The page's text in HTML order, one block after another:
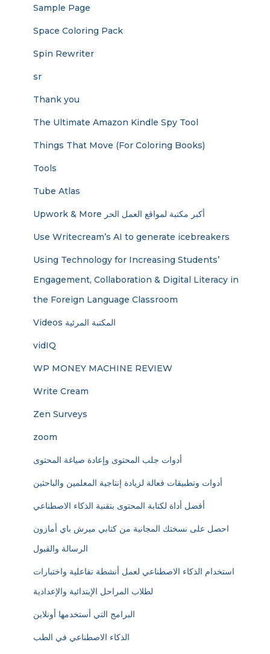
Sample Page
Space Coloring Pack
Spin Rewriter
sr
Thank you
The Ultimate Amazon Kindle Spy Tool
Things That Move (For Coloring Books)
Tools
Tube Atlas
Upwork & More أكبر مكتبة لمواقع العمل الحر
Use Writecream’s AI to generate icebreakers
Using Technology for Increasing Students’
Engagement, Collaboration & Digital Literacy in
the Foreign Language Classroom
Videos المكتبة المرئية
vidIQ
WP MONEY MACHINE REVIEW
Write Cream
Zen Surveys
zoom
أدوات جلب المحتوى وإعادة صياغة المحتوى
أدوات وتطبيقات فعالة لزيادة إنتاجية المعلمين والباحثين
أفضل أداة لكتابة المحتوى بتقنية الذكاء الاصطناعي
احصل على نسختك المجانية من كتابي ميرش باي أمازون
الرسالة والقبول
استخدام الذكاء الاصطناعي لعمل أنشطة تفاعلية واختبارات
لطلاب المراحل الإبتدائية والإعدادية
البرامج التي أستخدمها أونلاين
الذكاء الاصطناعي في الطب